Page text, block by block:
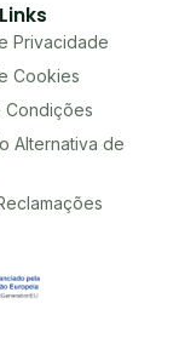
Privacidade
Cookies
Condições
Alternativa de